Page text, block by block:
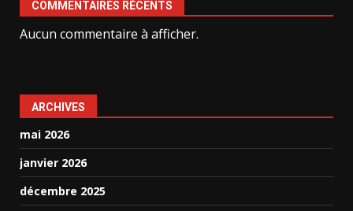
COMMENTAIRES RÉCENTS
Aucun commentaire à afficher.
ARCHIVES
mai 2026
janvier 2026
décembre 2025